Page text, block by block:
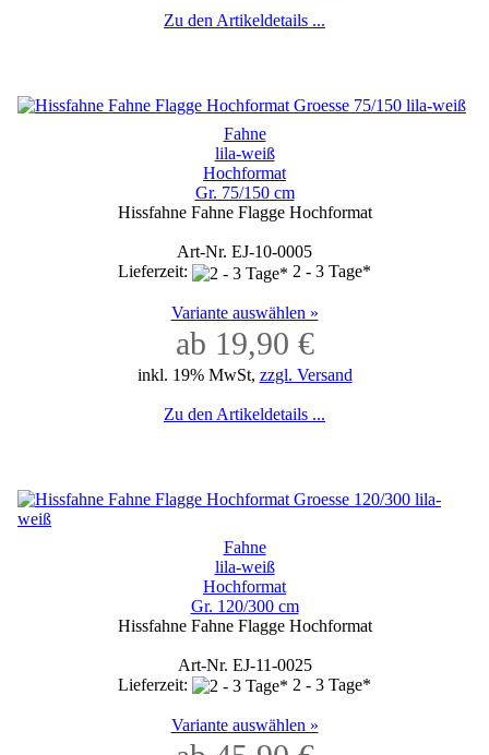
Zu den Artikeldetails ...
Fahne
lila-weiß
Hochformat
Gr. 75/150 cm
Hissfahne Fahne Flagge Hochformat
Art-Nr. EJ-10-0005
Lieferzeit:
2 - 3 Tage*
Variante auswählen »
ab 19,90 €
inkl. 19% MwSt, zzgl. Versand
Zu den Artikeldetails ...
Fahne
lila-weiß
Hochformat
Gr. 120/300 cm
Hissfahne Fahne Flagge Hochformat
Art-Nr. EJ-11-0025
Lieferzeit:
2 - 3 Tage*
Variante auswählen »